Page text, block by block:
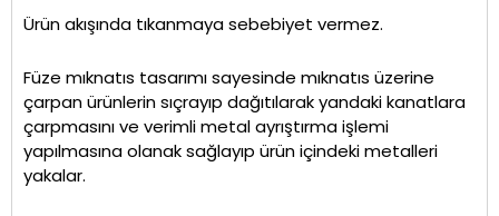
Ürün akışında tıkanmaya sebebiyet vermez.
Füze mıknatıs tasarımı sayesinde mıknatıs üzerine
çarpan ürünlerin sıçrayıp dağıtılarak yandaki kanatlara
çarpmasını ve verimli metal ayrıştırma işlemi
yapılmasına olanak sağlayıp ürün içindeki metalleri
yakalar.